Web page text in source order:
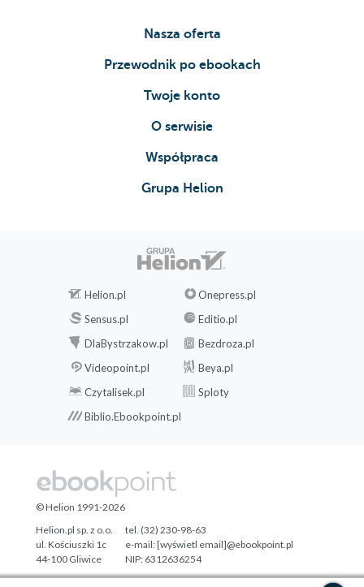
Nasza oferta
Przewodnik po ebookach
Twoje konto
O serwisie
Współpraca
Grupa Helion
Helion.pl
Onepress.pl
Sensus.pl
Editio.pl
DlaBystrzakow.pl
Bezdroza.pl
Videopoint.pl
Beya.pl
Czytalisek.pl
Sploty
Biblio.Ebookpoint.pl
© Helion 1991-2026
Helion.pl sp. z o.o.
ul. Kościuszki 1c
44-100 Gliwice
tel. (32) 230-98-63
e-mail:[wyświetl email]@ebookpoint.pl
NIP: 6312636254
Regon: 241989027